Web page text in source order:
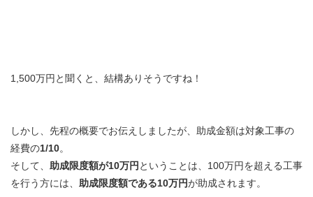
1,500万円と聞くと、結構ありそうですね！
しかし、先程の概要でお伝えしましたが、助成金額は対象工事の
経費の1/10。
そして、
助成限度額が10万円 ということは、100万円を超える工事
を行う方には、
助成限度額である10万円が助成されます。